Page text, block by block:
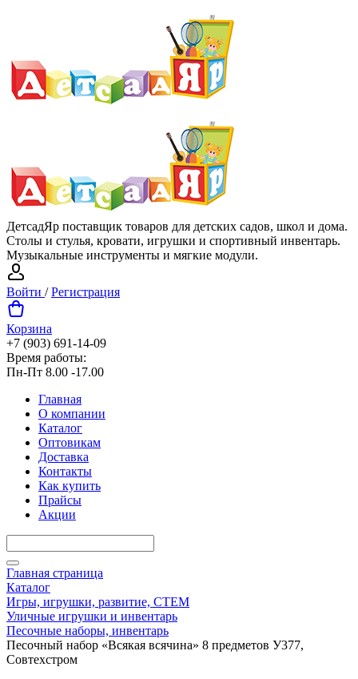
ДетсадЯр поставщик товаров для детских садов, школ и дома.
Столы и стулья, кровати, игрушки и спортивный инвентарь.
Музыкальные инструменты и мягкие модули.
Войти /Регистрация
Корзина
+7 (903) 691-14-09
Время работы:
Пн-Пт 8.00 -17.00
Главная
О компании
Каталог
Оптовикам
Доставка
Контакты
Как купить
Прайсы
Акции
Главная страница
Каталог
Игры, игрушки, развитие, СТЕМ
Уличные игрушки и инвентарь
Песочные наборы, инвентарь
Песочный набор «Всякая всячина» 8 предметов У377,
Совтехстром